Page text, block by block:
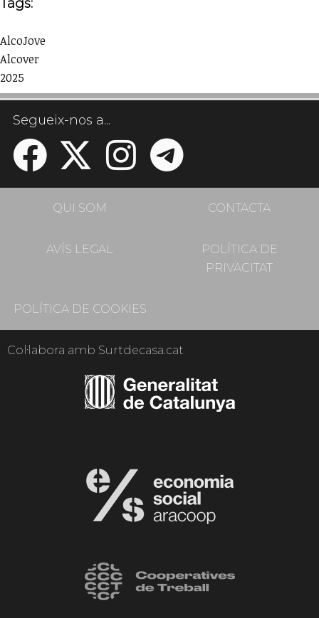
Tags:
AlcoJove
Alcover
2025
Segueix-nos a...
QUI SOM CONTACTA
AVÍS LEGAL
POLÍTICA DE
PRIVACITAT
POLÍTICA DE COOKIES
Col·labora amb Surtdecasa.cat